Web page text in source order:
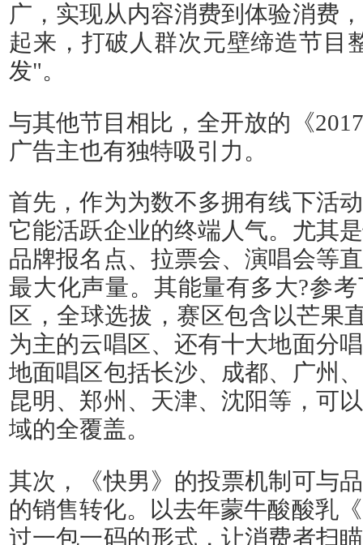
广，实现从内容消费到体验消费
起来，打破人群次元壁缔造节目
发"。
与其他节目相比，全开放的《
广告主也有独特吸引力。
首先，作为为数不多拥有线下活
它能活跃企业的终端人气。尤其
品牌报名点、拉票会、演唱会等
最大化声量。其能量有多大?参
区，全球选拔，赛区包含以芒果
为主的云唱区、还有十大地面分
地面唱区包括长沙、成都、广州
昆明、郑州、天津、沈阳等，可
域的全覆盖。
其次，《快男》的投票机制可与
的销售转化。以去年蒙牛酸酸乳
过一包一码的形式，让消费者扫